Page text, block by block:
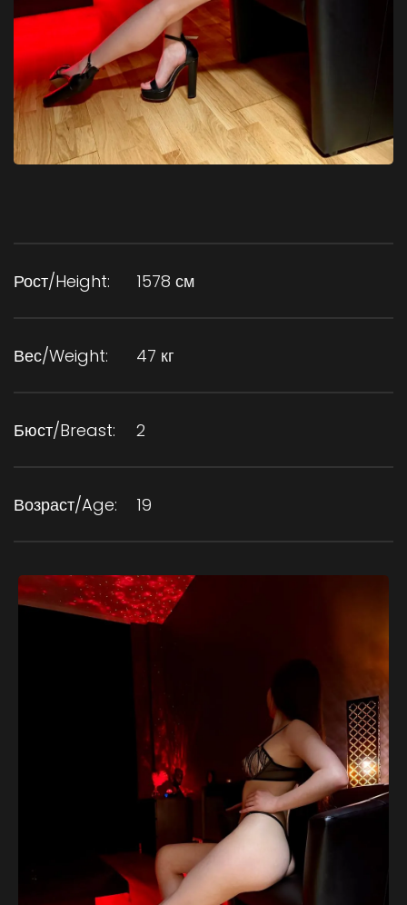
Рост/Height: 1578 см
Вес/Weight: 47 кг
Бюст/Breast: 2
Возраст/Age: 19